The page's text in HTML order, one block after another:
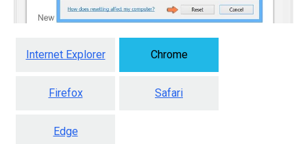
Internet Explorer Chrome
Firefox Safari
Edge